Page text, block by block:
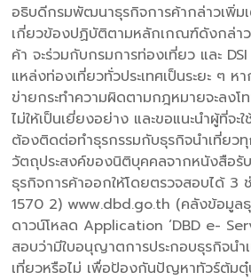
อธิบดีกรมพัฒนาธุรกิจการค้ากล่าวเพิ่ม
เกี่ยวข้องปฏิบัติตามหลักเกณฑ์ดังกล่า
ค้า จะร่วมกับกรมการท่องเที่ยว และ
แหล่งท่องเที่ยวทั่วประเทศเป็นระยะ ๆ ห
ข่ายกระทำความผิดตามกฎหมายจะลงโ
ไม่ให้เป็นเยี่ยงอย่าง และขอแนะนำผู้ที่จะ
ต้องติดต่อทำธุรกรรมกับธุรกิจนำเที่ยว
วัตถุประสงค์ของนิติบุคคลจากหนังสือ
ธุรกิจการค้าออกให้โดยตรวจสอบได้ 3
1570 2) www.dbd.go.th (คลังข้อมูล
ดาวน์โหลด Application ‘DBD e-
สอบว่ามีใบอนุญาตการประกอบธุรกิจน
เที่ยวหรือไม่ เพื่อป้องกันปัญหาทัวร์ต้ม